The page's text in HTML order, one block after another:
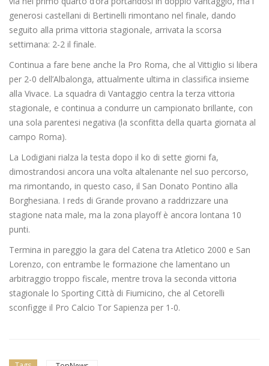
generosi castellani di Bertinelli rimontano nel finale, dando
seguito alla prima vittoria stagionale, arrivata la scorsa
settimana: 2-2 il finale.
Continua a fare bene anche la Pro Roma, che al Vittiglio si libera
per 2-0 dell’Albalonga, attualmente ultima in classifica insieme
alla Vivace. La squadra di Vantaggio centra la terza vittoria
stagionale, e continua a condurre un campionato brillante, con
una sola parentesi negativa (la sconfitta della quarta giornata al
campo Roma).
La Lodigiani rialza la testa dopo il ko di sette giorni fa,
dimostrandosi ancora una volta altalenante nel suo percorso,
ma rimontando, in questo caso, il San Donato Pontino alla
Borghesiana. I reds di Grande provano a raddrizzare una
stagione nata male, ma la zona playoff è ancora lontana 10
punti.
Termina in pareggio la gara del Catena tra Atletico 2000 e San
Lorenzo, con entrambe le formazione che lamentano un
arbitraggio troppo fiscale, mentre trova la seconda vittoria
stagionale lo Sporting Città di Fiumicino, che al Cetorelli
sconfigge il Pro Calcio Tor Sapienza per 1-0.